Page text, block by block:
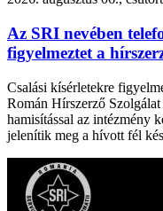
Az SRI nevében
figyelmeztet a
Csalási kísérletekre
Román Hírszerző
hamisítással az intézmény
jelenítik meg a hívott fél